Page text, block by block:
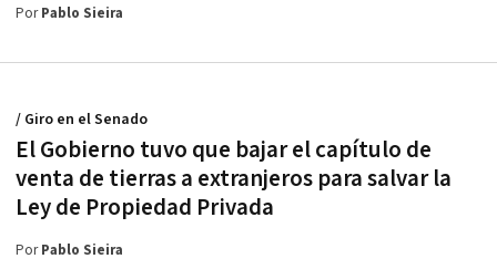
PorPablo Sieira
El Gobierno tuvo que bajar el capítulo de
venta de tierras a extranjeros para salvar la
Ley de Propiedad Privada
/ Giro en el Senado
PorPablo Sieira